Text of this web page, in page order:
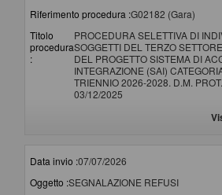
Riferimento procedura :G02182 (Gara)
Titolo
procedura
:
PROCEDURA SELETTIVA DI
SOGGETTI DEL TERZO
DEL PROGETTO SISTEMA DI
INTEGRAZIONE (SAI)
TRIENNIO 2026-2028. D.M.
03/12/2025
Data invio :07/07/2026
Oggetto :SEGNALAZIONE REFUSI